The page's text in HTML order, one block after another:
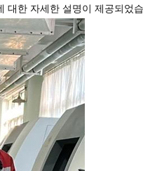
대한 자세한 설명이 제공되었